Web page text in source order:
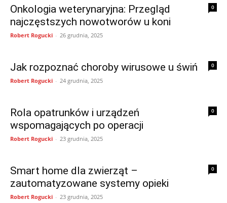
0
Onkologia weterynaryjna: Przegląd
najczęstszych nowotworów u koni
Robert Rogucki - 26 grudnia, 2025
0
Jak rozpoznać choroby wirusowe u świń
Robert Rogucki - 24 grudnia, 2025
0
Rola opatrunków i urządzeń
wspomagających po operacji
Robert Rogucki - 23 grudnia, 2025
0
Smart home dla zwierząt –
zautomatyzowane systemy opieki
Robert Rogucki - 23 grudnia, 2025